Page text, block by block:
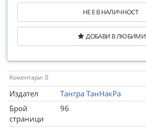
НЕ Е В НАЛИЧНОСТ
ДОБАВИ В ЛЮБИМИ
Коментари: 0
Издател
Тангра ТанНакРа
Брой
страници
96